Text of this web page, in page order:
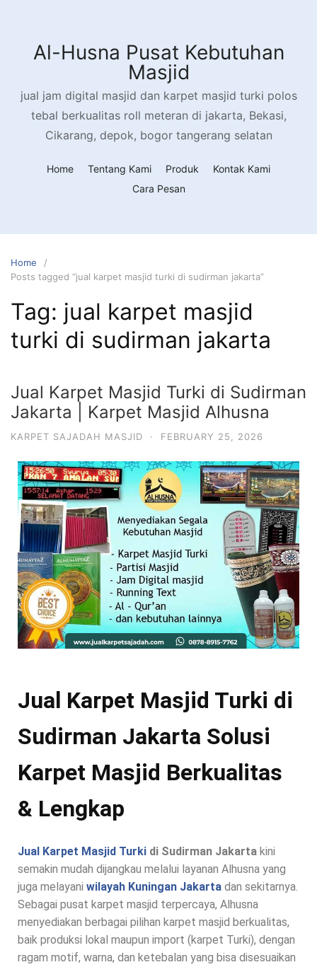
Al-Husna Pusat Kebutuhan
Masjid
jual jam digital masjid dan karpet masjid turki polos
tebal berkualitas roll meteran di jakarta, Bekasi,
Cikarang, depok, bogor tangerang selatan
Home Tentang Kami Produk
Kontak Kami
Cara Pesan
Home
Posts tagged “jual karpet masjid turki di sudirman jakarta”
Tag: jual karpet masjid
turki di sudirman jakarta
Jual Karpet Masjid Turki di Sudirman
Jakarta | Karpet Masjid Alhusna
KARPET SAJADAH MASJID · FEBRUARY 25, 2026
Jual Karpet Masjid Turki di
Sudirman Jakarta Solusi
Karpet Masjid Berkualitas
& Lengkap
Jual Karpet Masjid Turki di Sudirman Jakarta kini
semakin mudah dijangkau melalui layanan Alhusna yang
juga melayani wilayah Kuningan Jakarta dan sekitarnya.
Sebagai pusat karpet masjid terpercaya, Alhusna
menyediakan berbagai pilihan karpet masjid berkualitas,
baik produksi lokal maupun import (karpet Turki), dengan
ragam motif, warna, dan ketebalan yang bisa disesuaikan